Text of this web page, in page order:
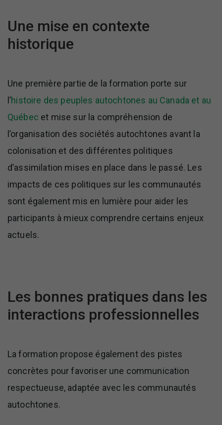
Une mise en contexte
historique
Une première partie de la formation porte sur
l’histoire des peuples autochtones au Canada et au
Québec et mise sur la compréhension de
l’organisation des sociétés autochtones avant la
colonisation et des différentes politiques
d’assimilation mises en place dans le passé. Les
impacts de ces politiques sur les communautés
sont également mis en lumière pour aider les
participants à mieux comprendre certains enjeux
actuels.
Les bonnes pratiques dans les
interactions professionnelles
La formation propose également des pistes
concrètes pour favoriser une communication
respectueuse, adaptée avec les communautés
autochtones.